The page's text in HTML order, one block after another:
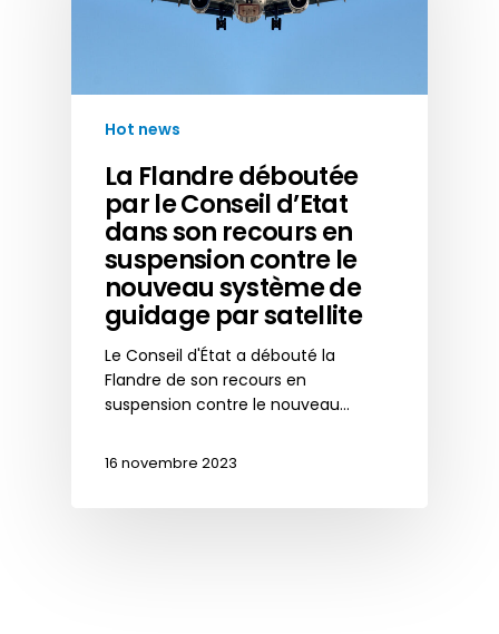
Hot news
La Flandre déboutée
par le Conseil d’Etat
dans son recours en
suspension contre le
nouveau système de
guidage par satellite
Le Conseil d'État a débouté la
Flandre de son recours en
suspension contre le nouveau…
16 novembre 2023